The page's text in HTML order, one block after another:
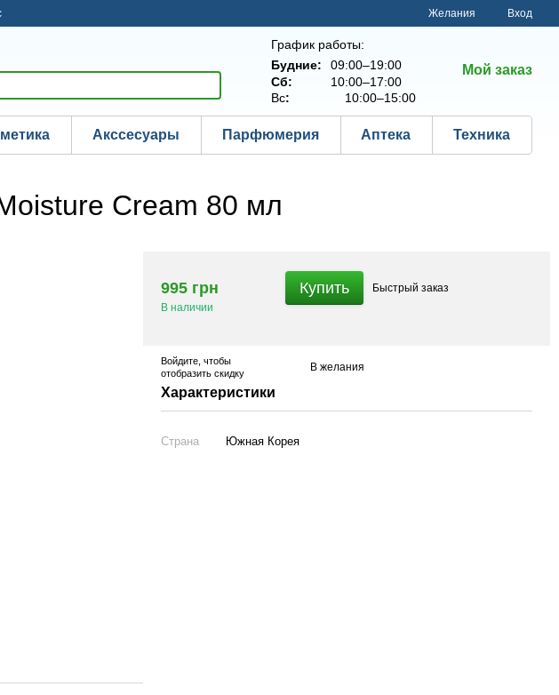
Желания Вход
График работы:
Будние:
09:00–19:00
Сб:
10:00–17:00
Вс: 10:00–15:00
Мой заказ
Акссесуары Парфюмерия Аптека Техника
Cream 80 мл
995 грн
В наличии
Купить Быстрый заказ
Войдите , чтобы
отобразить скидку
В желания
Характеристики
Страна Южная Корея